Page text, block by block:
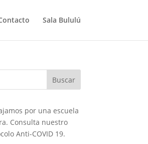
Sala Bululú
por una escuela
Consulta nuestro
Anti-COVID 19.